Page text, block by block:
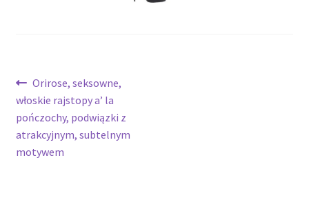
Nawigacja
wpisu
Poprzedni
wpis:
Orirose, seksowne,
włoskie rajstopy a’ la
pończochy, podwiązki z
atrakcyjnym, subtelnym
motywem